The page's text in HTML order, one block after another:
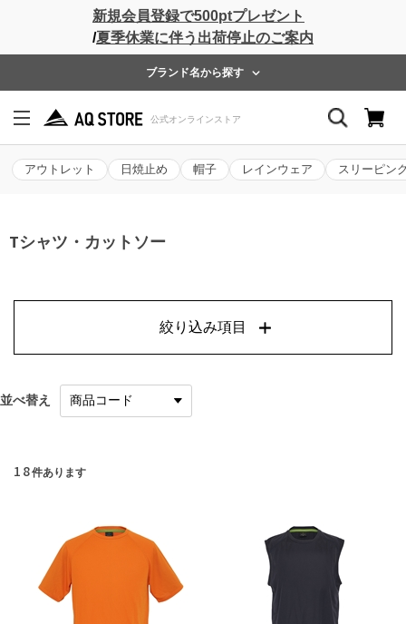
新規会員登録で500ptプレゼント
/夏季休業に伴う出荷停止のご案内
ブランド名から探す
アウトレット 日焼止め 帽子 レインウェア スリーピン
Tシャツ・カットソー
絞り込み項目
並べ替え
18件あります